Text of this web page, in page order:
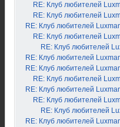
RE: Клуб любителей
RE: Клуб любителей
RE: Клуб любителей
RE: Клуб любителей
RE: Клуб любителей
RE: Клуб любителей
RE: Клуб любителей
RE: Клуб любителей
RE: Клуб любителей
RE: Клуб любителей
RE: Клуб любителей
RE: Клуб любителей